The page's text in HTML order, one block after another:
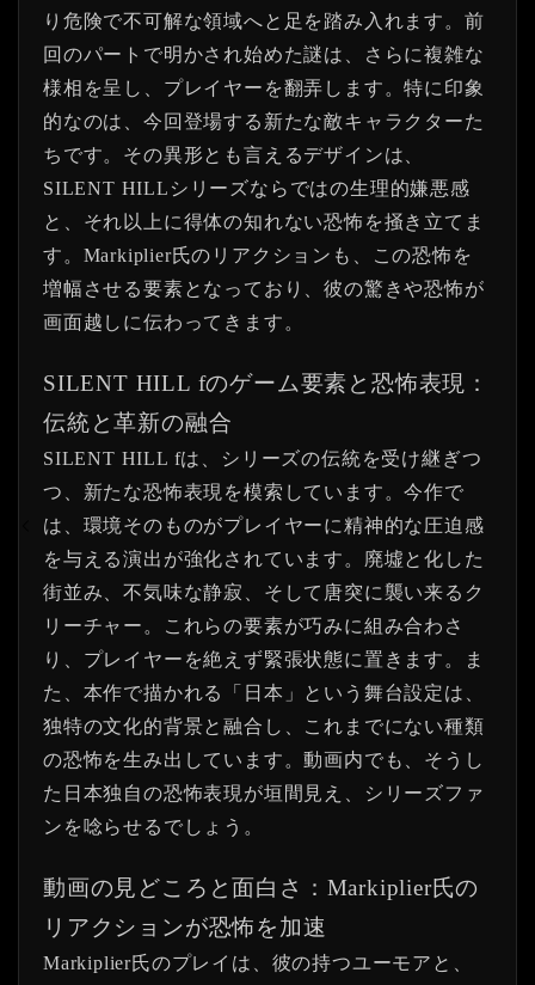
り危険で不可解な領域へと足を踏み入れます。前
回のパートで明かされ始めた謎は、さらに複雑な
様相を呈し、プレイヤーを翻弄します。特に印象
的なのは、今回登場する新たな敵キャラクターた
ちです。その異形とも言えるデザインは、
SILENT HILLシリーズならではの生理的嫌悪感
と、それ以上に得体の知れない恐怖を掻き立てま
す。Markiplier氏のリアクションも、この恐怖を
増幅させる要素となっており、彼の驚きや恐怖が
画面越しに伝わってきます。
SILENT HILL fのゲーム要素と恐怖表現：
伝統と革新の融合
SILENT HILL fは、シリーズの伝統を受け継ぎつ
つ、新たな恐怖表現を模索しています。今作で
は、環境そのものがプレイヤーに精神的な圧迫感
を与える演出が強化されています。廃墟と化した
街並み、不気味な静寂、そして唐突に襲い来るク
リーチャー。これらの要素が巧みに組み合わさ
り、プレイヤーを絶えず緊張状態に置きます。ま
た、本作で描かれる「日本」という舞台設定は、
独特の文化的背景と融合し、これまでにない種類
の恐怖を生み出しています。動画内でも、そうし
た日本独自の恐怖表現が垣間見え、シリーズファ
ンを唸らせるでしょう。
動画の見どころと面白さ：Markiplier氏の
リアクションが恐怖を加速
Markiplier氏のプレイは、彼の持つユーモアと、